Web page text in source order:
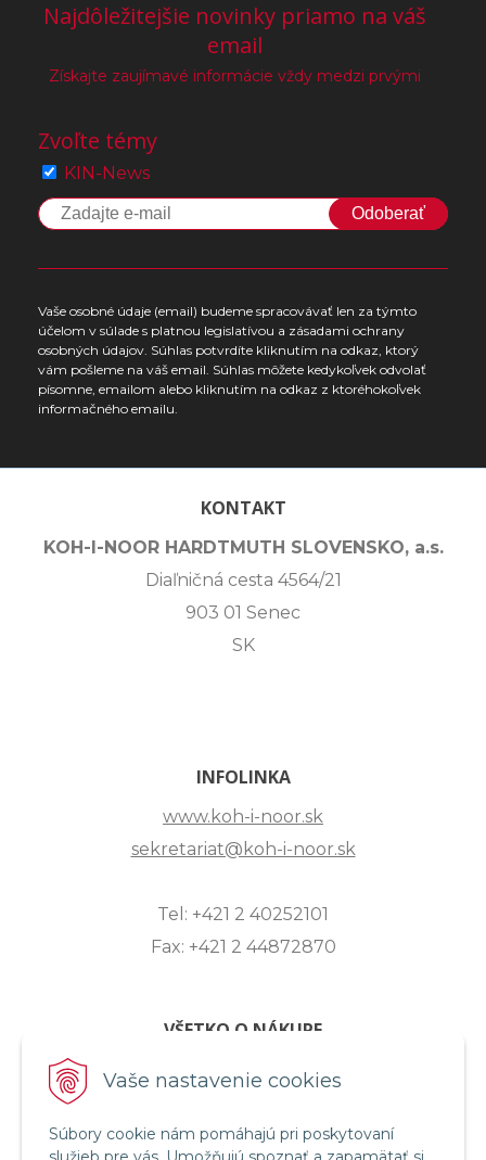
Vaše nastavenie cookies
Súbory cookie nám pomáhajú pri poskytovaní
Najdôležitejšie novinky priamo na váš
email
Získajte zaujímavé informácie vždy medzi prvými
Zvoľte témy
KIN-News
Odoberať
Vaše osobné údaje (email) budeme spracovávať len za týmto
účelom v súlade s platnou legislatívou a zásadami ochrany
osobných údajov. Súhlas potvrdíte kliknutím na odkaz, ktorý
vám pošleme na váš email. Súhlas môžete kedykoľvek odvolať
písomne, emailom alebo kliknutím na odkaz z ktoréhokoľvek
informačného emailu.
KONTAKT
KOH-I-NOOR HARDTMUTH SLOVENSKO, a.s.
Diaľničná cesta 4564/21
903 01 Senec
SK
INFOLINKA
www.koh-i-noor.sk
sekretariat@koh-i-noor.sk
Tel: +421 2 40252101
Fax: +421 2 44872870
VŠETKO O NÁKUPE
ZASLANIE OTÁZKY
OBCHODNÉ PODMIENKY